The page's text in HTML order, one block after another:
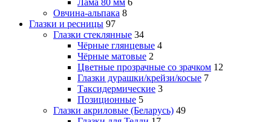
Лама 80 мм 6
Овчина-альпака 8
Глазки и ресницы 97
Глазки стеклянные 34
Чёрные глянцевые 4
Чёрные матовые 2
Цветные прозрачные со зрачком 12
Глазки дурашки/крейзи/косые 7
Таксидермические 3
Позиционные 5
Глазки акриловые (Беларусь) 49